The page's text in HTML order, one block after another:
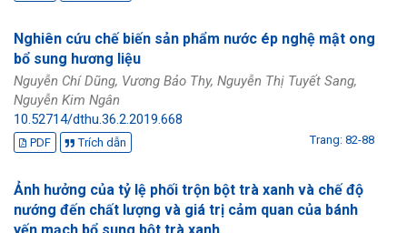
Nghiên cứu chế biến sản phẩm nước ép nghệ mật ong
bổ sung hương liệu
Nguyễn Chí Dũng, Vương Bảo Thy, Nguyễn Thị Tuyết Sang,
Nguyễn Kim Ngân
10.52714/dthu.36.2.2019.668
PDF Trích dẫn Trang: 82-88
Ảnh hưởng của tỷ lệ phối trộn bột trà xanh và chế độ
nướng đến chất lượng và giá trị cảm quan của bánh